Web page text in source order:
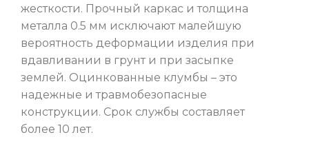
жесткости. Прочный каркас и толщина
металла 0.5 мм исключают малейшую
вероятность деформации изделия при
вдавливании в грунт и при засыпке
землей. Оцинкованные клумбы – это
надежные и травмобезопасные
конструкции. Срок службы составляет
более 10 лет.